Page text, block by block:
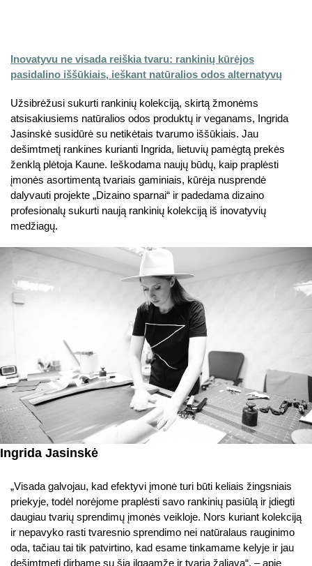
Inovatyvu ne visada reiškia tvaru: rankinių kūrėjos
pasidalino iššūkiais, ieškant natūralios odos alternatyvų
Užsibrėžusi sukurti rankinių kolekciją, skirtą žmonėms
atsisakiusiems natūralios odos produktų ir veganams, Ingrida
Jasinskė susidūrė su netikėtais tvarumo iššūkiais. Jau
dešimtmetį rankines kurianti Ingrida, lietuvių pamėgtą prekės
ženklą plėtoja Kaune. Ieškodama naujų būdų, kaip praplėsti
įmonės asortimentą tvariais gaminiais, kūrėja nusprendė
dalyvauti projekte „Dizaino sparnai“ ir padedama dizaino
profesionalų sukurti naują rankinių kolekciją iš inovatyvių
medžiagų.
Ingrida Jasinskė
„Visada galvojau, kad efektyvi įmonė turi būti keliais žingsniais
priekyje, todėl norėjome praplėsti savo rankinių pasiūlą ir įdiegti
daugiau tvarių sprendimų įmonės veikloje. Nors kuriant kolekciją
ir nepavyko rasti tvaresnio sprendimo nei natūralaus rauginimo
oda, tačiau tai tik patvirtino, kad esame tinkamame kelyje ir jau
dešimtmetį dirbame su šia ilgaamže ir tvaria žaliava“, – apie